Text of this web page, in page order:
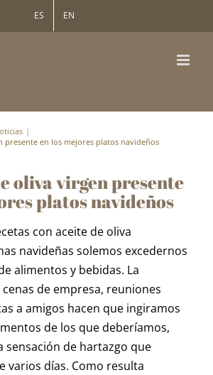
ES EN
presente en los mejores platos navideños
oliva virgen presente
platos navideños
navideñas solemos excedernos
alimentos y bebidas. La
de empresa, reuniones
a amigos hacen que ingiramos
de los que deberíamos,
sensación de hartazgo que
varios días. Como resulta